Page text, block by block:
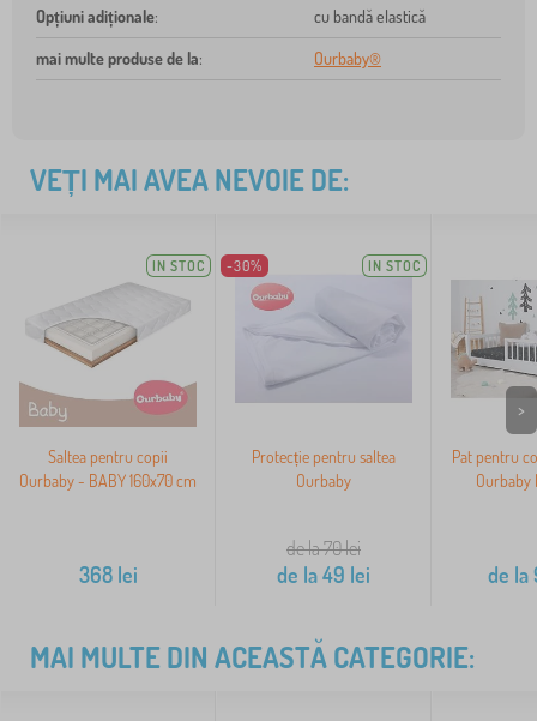
Opțiuni adiționale: cu bandă elastică
mai multe produse de la: Ourbaby®
VEȚI MAI AVEA NEVOIE DE:
IN STOC
Saltea pentru copii
Ourbaby - BABY 160x70 cm
368lei
-30% IN STOC
Protecție pentru saltea
Ourbaby
de la 70lei
de la49 lei
Pat pentru
Ourbaby
de la
>
MAI MULTE DIN ACEASTĂ CATEGORIE: